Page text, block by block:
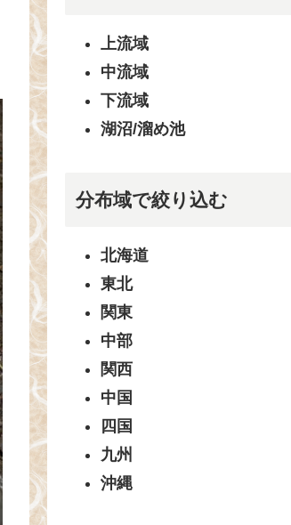
上流域
中流域
下流域
湖沼/溜め池
分布域で絞り込む
北海道
東北
関東
中部
関西
中国
四国
九州
沖縄